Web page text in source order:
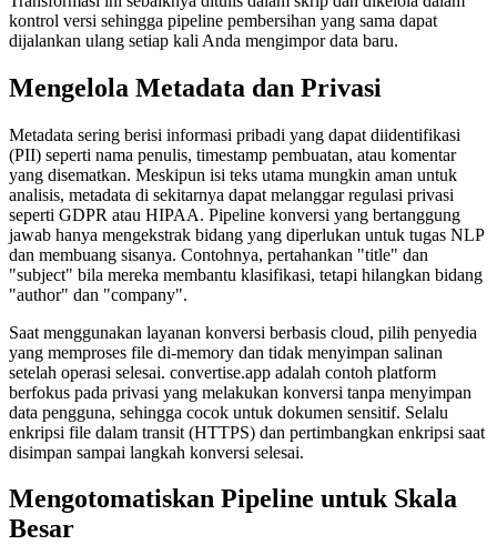
kontrol versi sehingga pipeline pembersihan yang sama dapat
dijalankan ulang setiap kali Anda mengimpor data baru.
Mengelola Metadata dan Privasi
Metadata sering berisi informasi pribadi yang dapat diidentifikasi
(PII) seperti nama penulis, timestamp pembuatan, atau komentar
yang disematkan. Meskipun isi teks utama mungkin aman untuk
analisis, metadata di sekitarnya dapat melanggar regulasi privasi
seperti GDPR atau HIPAA. Pipeline konversi yang bertanggung
jawab hanya mengekstrak bidang yang diperlukan untuk tugas NLP
dan membuang sisanya. Contohnya, pertahankan "title" dan
"subject" bila mereka membantu klasifikasi, tetapi hilangkan bidang
"author" dan "company".
Saat menggunakan layanan konversi berbasis cloud, pilih penyedia
yang memproses file di‑memory dan tidak menyimpan salinan
setelah operasi selesai. convertise.app adalah contoh platform
berfokus pada privasi yang melakukan konversi tanpa menyimpan
data pengguna, sehingga cocok untuk dokumen sensitif. Selalu
enkripsi file dalam transit (HTTPS) dan pertimbangkan enkripsi saat
disimpan sampai langkah konversi selesai.
Mengotomatiskan Pipeline untuk Skala
Besar